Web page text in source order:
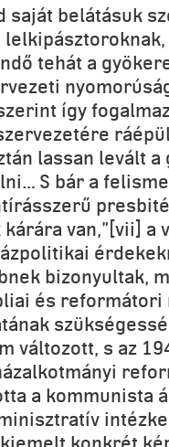
saját belátásuk
tehát a
így
lassan levált
S bár a
van,”[vii] a
bizonyultak,
és
változott, s az
a kommunista